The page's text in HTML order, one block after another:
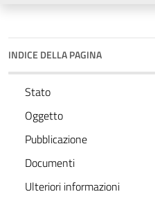
INDICE DELLA PAGINA
Stato
Oggetto
Pubblicazione
Documenti
Ulteriori informazioni